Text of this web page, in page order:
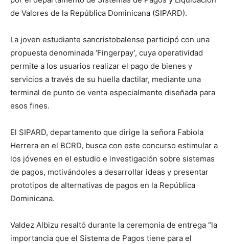
de Valores de la República Dominicana (SIPARD).
La joven estudiante sancristobalense participó con una
propuesta denominada ‘Fingerpay’, cuya operatividad
permite a los usuarios realizar el pago de bienes y
servicios a través de su huella dactilar, mediante una
terminal de punto de venta especialmente diseñada para
esos fines.
El SIPARD, departamento que dirige la señora Fabiola
Herrera en el BCRD, busca con este concurso estimular a
los jóvenes en el estudio e investigación sobre sistemas
de pagos, motivándoles a desarrollar ideas y presentar
prototipos de alternativas de pagos en la República
Dominicana.
Valdez Albizu resaltó durante la ceremonia de entrega “la
importancia que el Sistema de Pagos tiene para el